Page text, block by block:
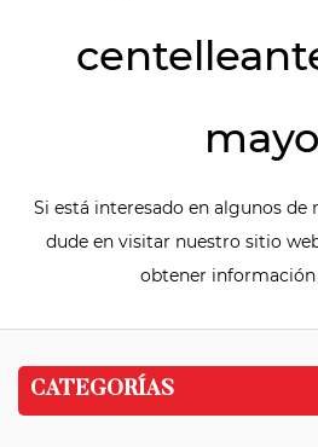
Si está interesado en algunos de
dude en visitar nuestro sitio
obtener información
CATEGORÍAS